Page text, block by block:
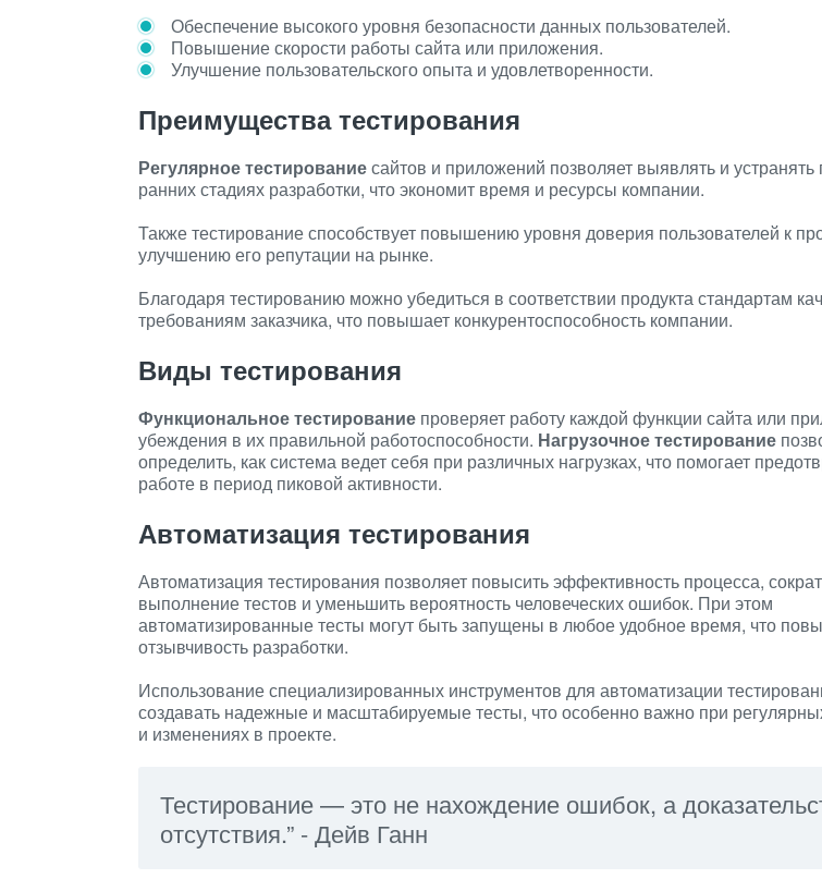
Обеспечение высокого уровня безопасности данных пользователей.
Повышение скорости работы сайта или приложения.
Улучшение пользовательского опыта и удовлетворенности.
Преимущества тестирования
Регулярное тестированиесайтов и приложений позволяет выявлять и
ранних стадиях разработки, что экономит время и ресурсы компании.
Также тестирование способствует повышению уровня доверия пользователей к
улучшению его репутации на рынке.
Благодаря тестированию можно убедиться в соответствии продукта стандартам
требованиям заказчика, что повышает конкурентоспособность компании.
Виды тестирования
Функциональное тестирование проверяет работу каждой функции сайта или
убеждения в их правильной работоспособности. Нагрузочное тестирование
определить, как система ведет себя при различных нагрузках, что помогает
работе в период пиковой активности.
Автоматизация тестирования
Автоматизация тестирования позволяет повысить эффективность процесса,
выполнение тестов и уменьшить вероятность человеческих ошибок. При этом
автоматизированные тесты могут быть запущены в любое удобное время, что
отзывчивость разработки.
Использование специализированных инструментов для автоматизации
создавать надежные и масштабируемые тесты, что особенно важно при
и изменениях в проекте.
Тестирование — это не нахождение ошибок, а
отсутствия.” - Дейв Ганн